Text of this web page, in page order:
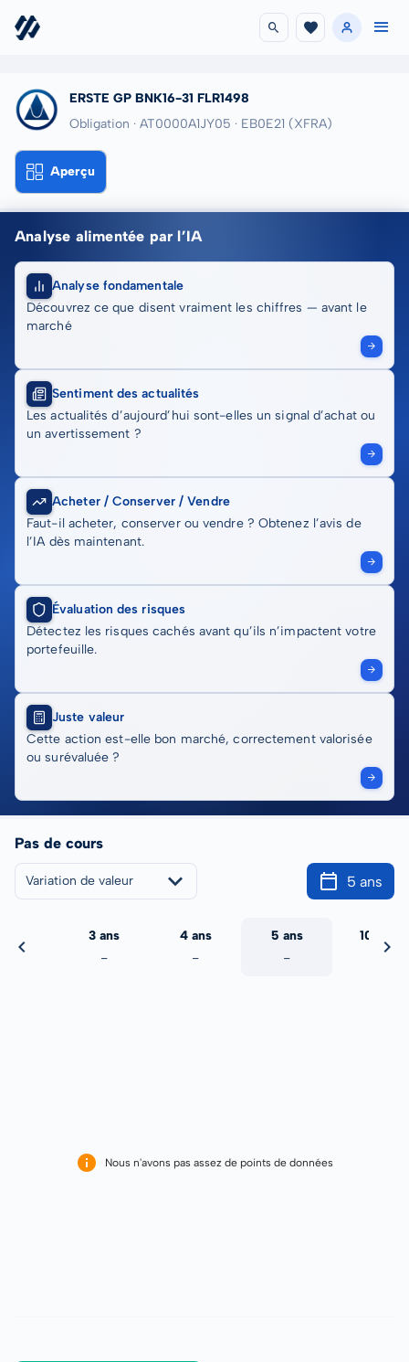
ERSTE GP BNK16-31 FLR1498
Obligation · AT0000A1JY05 · EB0E21 (XFRA)
Aperçu
Analyse alimentée par l’IA
Analyse fondamentale
Découvrez ce que disent vraiment les chiffres — avant le
marché
Sentiment des actualités
Les actualités d’aujourd’hui sont-elles un signal d’achat ou
un avertissement ?
Acheter / Conserver / Vendre
Faut-il acheter, conserver ou vendre ? Obtenez l’avis de
l’IA dès maintenant.
Évaluation des risques
Détectez les risques cachés avant qu’ils n’impactent votre
portefeuille.
Juste valeur
Cette action est-elle bon marché, correctement valorisée
ou surévaluée ?
Pas de cours
Variation de valeur 5 ans
3 ans
-
4 ans
-
5 ans
-
10 ans
Nous n'avons pas assez de points de données